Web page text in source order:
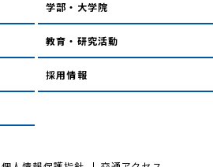
学部・大学院
教育・研究活動
採用情報